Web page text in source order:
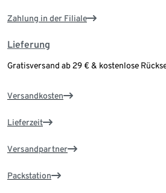
Zahlung in der Filiale
Lieferung
Gratisversand ab 29 € & kostenlose
Versandkosten
Lieferzeit
Versandpartner
Packstation